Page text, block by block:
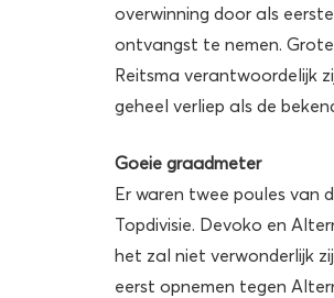
overwinning door als
ontvangst te nemen.
Reitsma verantwoordelijk
geheel verliep als de
Goeie graadmeter
Er waren twee poules van
Topdivisie. Devoko en
het zal niet verwonderlijk
eerst opnemen tegen